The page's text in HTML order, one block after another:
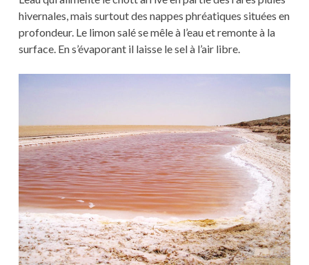
hivernales, mais surtout des nappes phréatiques situées en
profondeur. Le limon salé se mêle à l’eau et remonte à la
surface. En s’évaporant il laisse le sel à l’air libre.